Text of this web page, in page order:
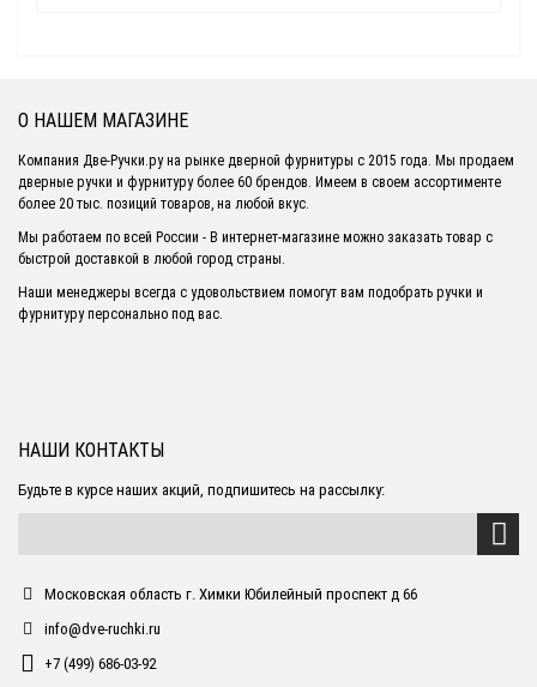
О НАШЕМ МАГАЗИНЕ
Компания Две-Ручки.ру на рынке дверной фурнитуры с 2015 года. Мы продаем
дверные ручки и фурнитуру более 60 брендов. Имеем в своем ассортименте
более 20 тыс. позиций товаров, на любой вкус.
Мы работаем по всей России - В интернет-магазине можно заказать товар с
быстрой доставкой в любой город страны.
Наши менеджеры всегда с удовольствием помогут вам подобрать ручки и
фурнитуру персонально под вас.
НАШИ КОНТАКТЫ
Будьте в курсе наших акций, подпишитесь на рассылку:
Московская область г. Химки Юбилейный проспект д 66
info@dve-ruchki.ru
+7 (499) 686-03-92